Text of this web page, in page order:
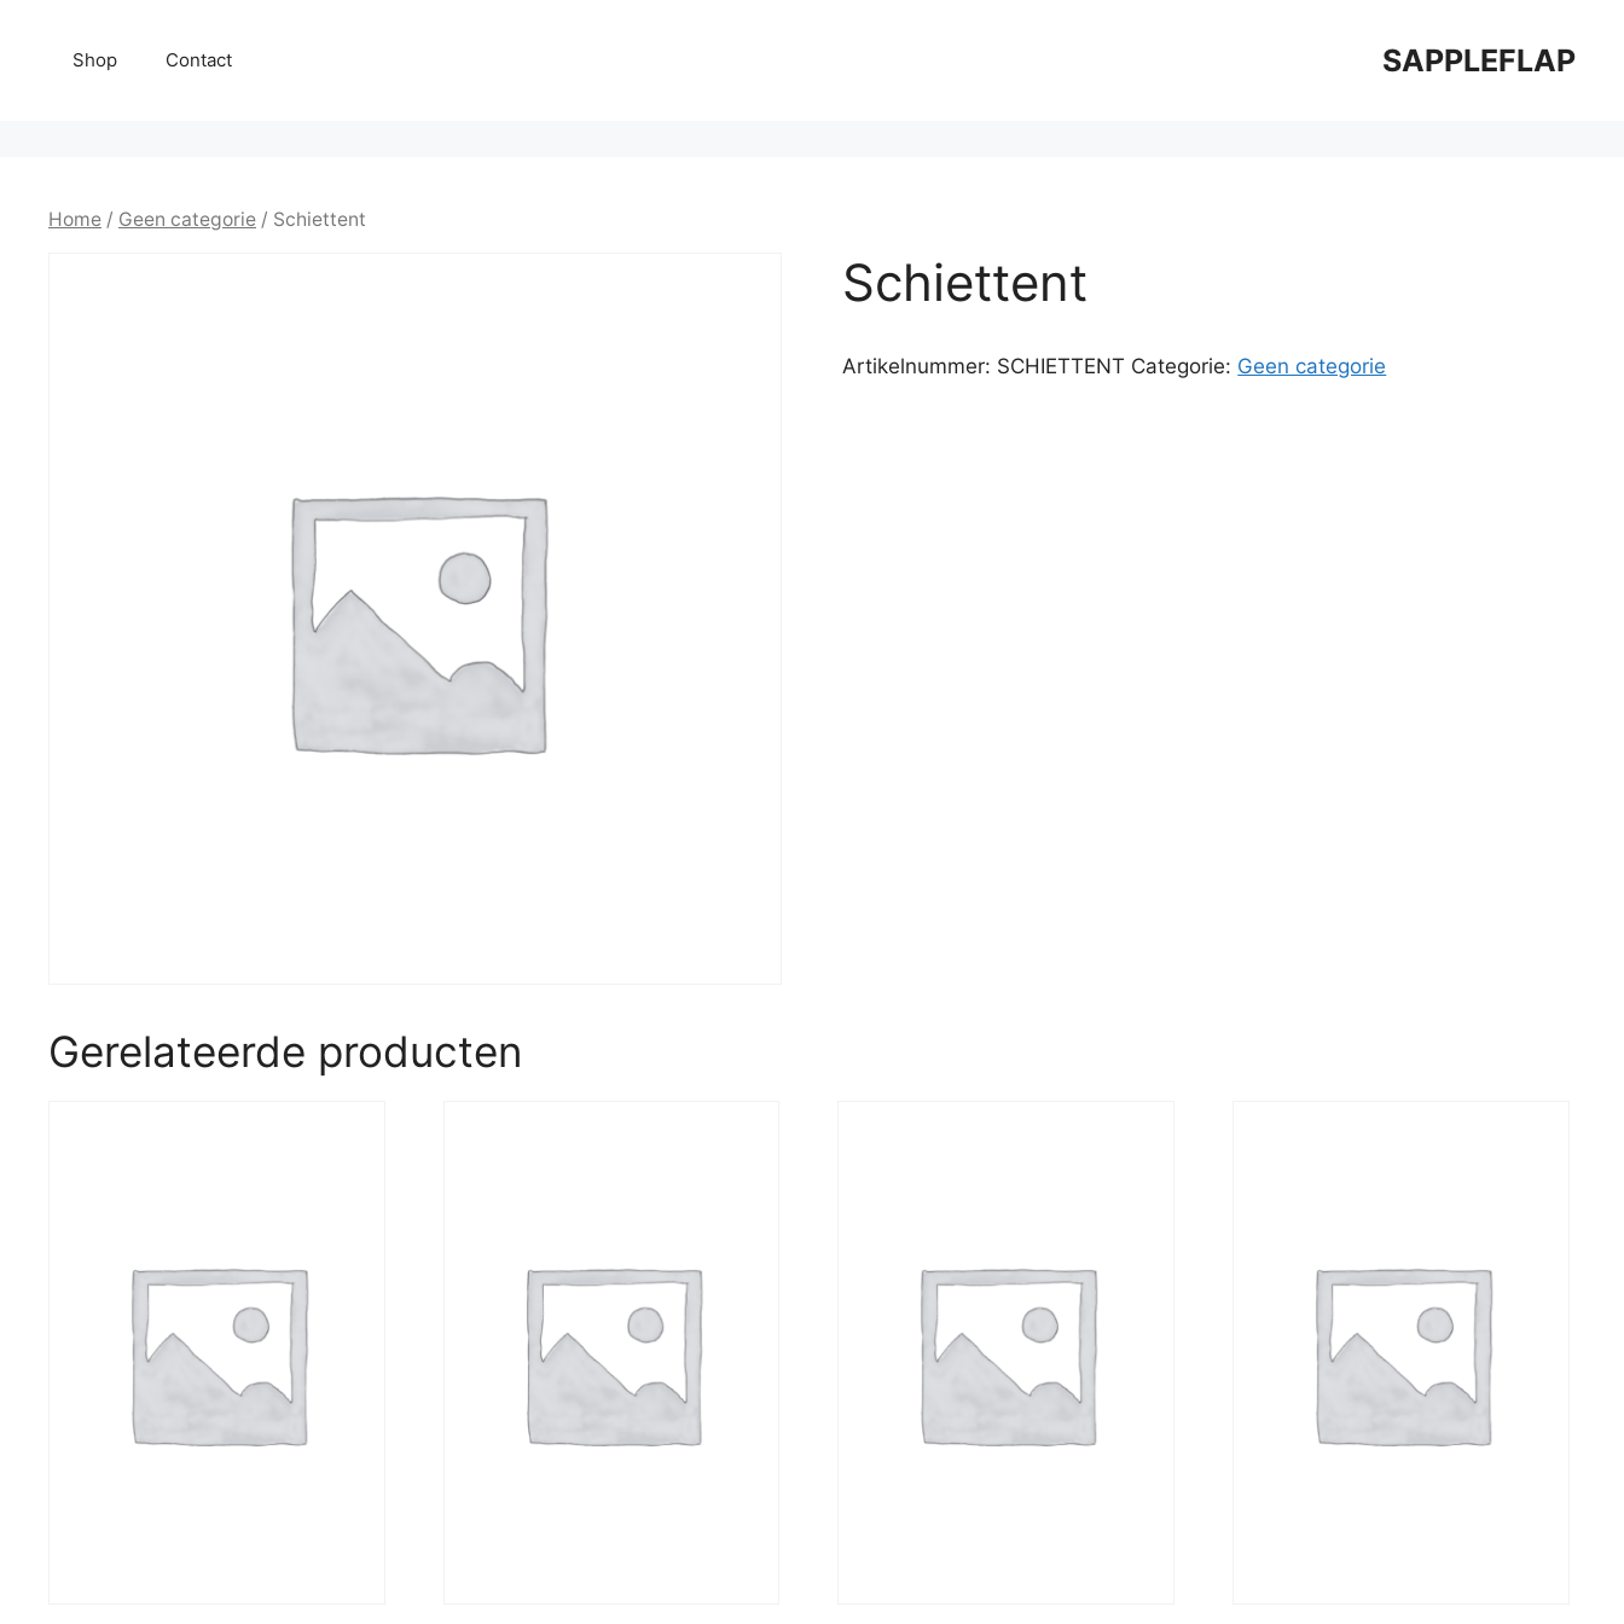
SAPPLEFLAP
Shop Contact
Home / Geen categorie / Schiettent
Schiettent
Artikelnummer: SCHIETTENT Categorie: Geen categorie
Gerelateerde producten